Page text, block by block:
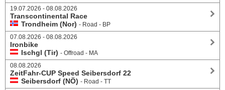
19.07.2026 - 08.08.2026
Transcontinental Race
Trondheim (Nor) - Road - BP
07.08.2026 - 08.08.2026
Ironbike
Ischgl (Tir) - Offroad - MA
08.08.2026
ZeitFahr-CUP Speed Seibersdorf 22
Seibersdorf (NÖ) - Road - TT